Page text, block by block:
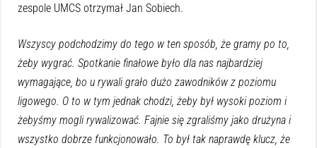
zespole UMCS otrzymał Jan Sobiech.
Wszyscy podchodzimy do tego w ten sposób, że gramy po to,
żeby wygrać. Spotkanie finałowe było dla nas najbardziej
wymagające, bo u rywali grało dużo zawodników z poziomu
ligowego. O to w tym jednak chodzi, żeby był wysoki poziom i
żebyśmy mogli rywalizować. Fajnie się zgraliśmy jako drużyna i
wszystko dobrze funkcjonowało. To był tak naprawdę klucz, że